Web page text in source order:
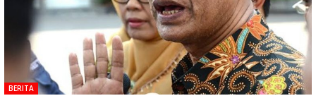
BERITA